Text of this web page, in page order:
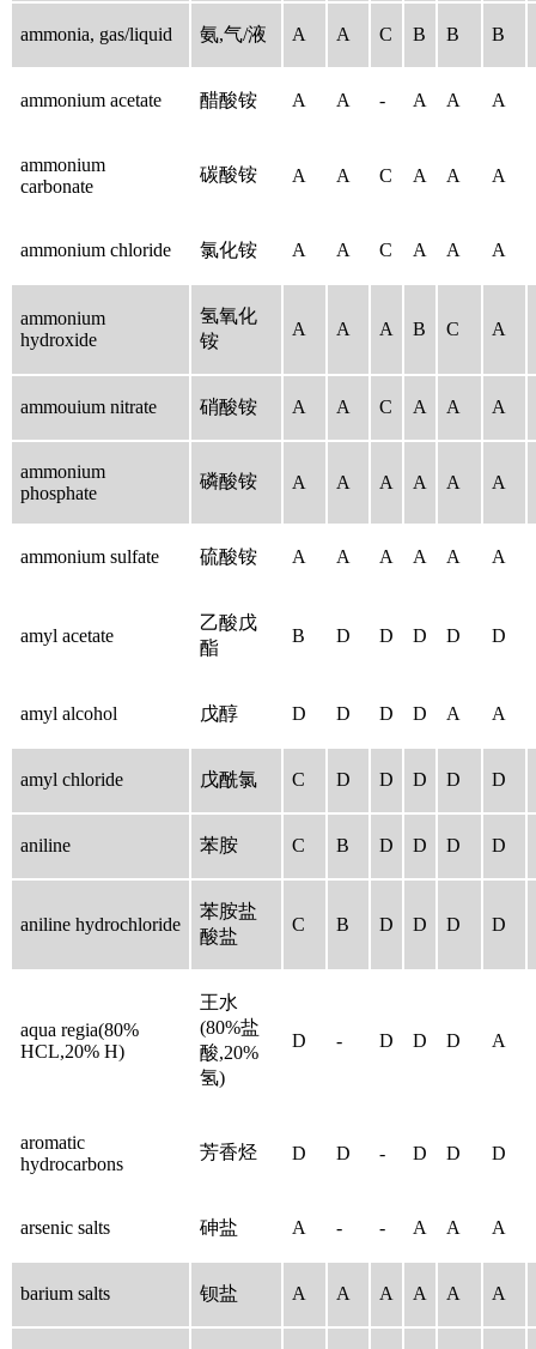
ammonia, gas/liquid 氨,气/液 A A C B B B
ammonium acetate 醋酸铵 A A - A A A
ammonium
carbonate
碳酸铵 A A C A A A
ammonium chloride 氯化铵 A A C A A A
ammonium
hydroxide
氢氧化
铵
A A A B C A
ammouium nitrate 硝酸铵 A A C A A A
ammonium
phosphate
磷酸铵 A A A A A A
ammonium sulfate 硫酸铵 A A A A A A
amyl acetate
乙酸戊
酯
B D D D D D
amyl alcohol 戊醇 D D D D A A
amyl chloride 戊酰氯 C D D D D D
aniline 苯胺 C B D D D D
aniline hydrochloride
苯胺盐
酸盐
C B D D D D
aqua regia(80%
HCL,20% H)
王水
(80%盐
酸,20%
氢)
D - D D D A
aromatic
hydrocarbons
芳香烃 D D - D D D
arsenic salts 砷盐 A - - A A A
barium salts 钡盐 A A A A A A